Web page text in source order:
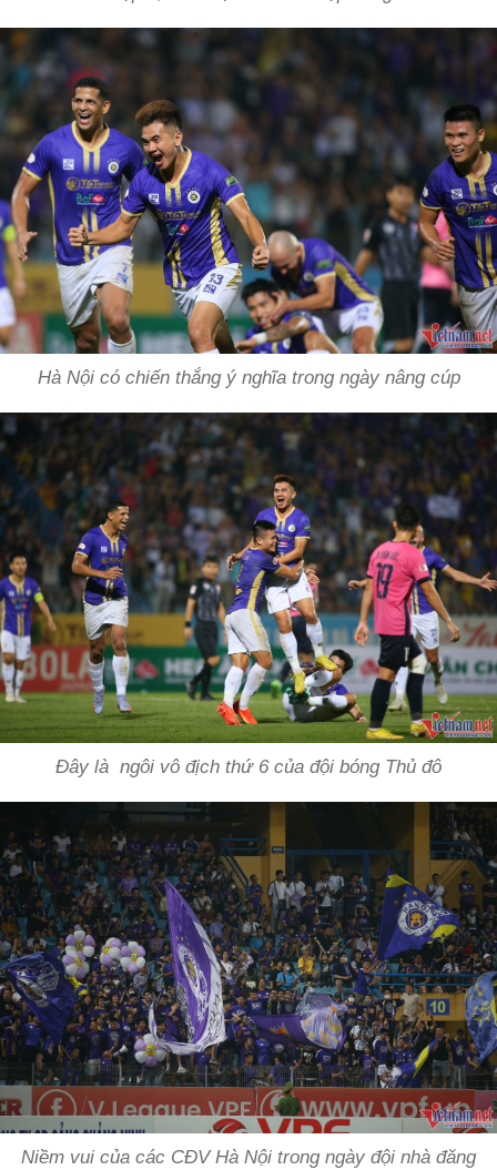
Hà Nội có chiến thắng ý nghĩa trong ngày nâng cúp
Đây là ngôi vô địch thứ 6 của đội bóng Thủ đô
Niềm vui của các CĐV Hà Nội trong ngày đội nhà đăng